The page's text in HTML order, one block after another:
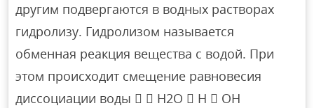
другим подвергаются в водных растворах
гидролизу. Гидролизом называется
обменная реакция вещества с водой. При
этом происходит смещение равновесия
диссоциации воды   H2O  H  OH